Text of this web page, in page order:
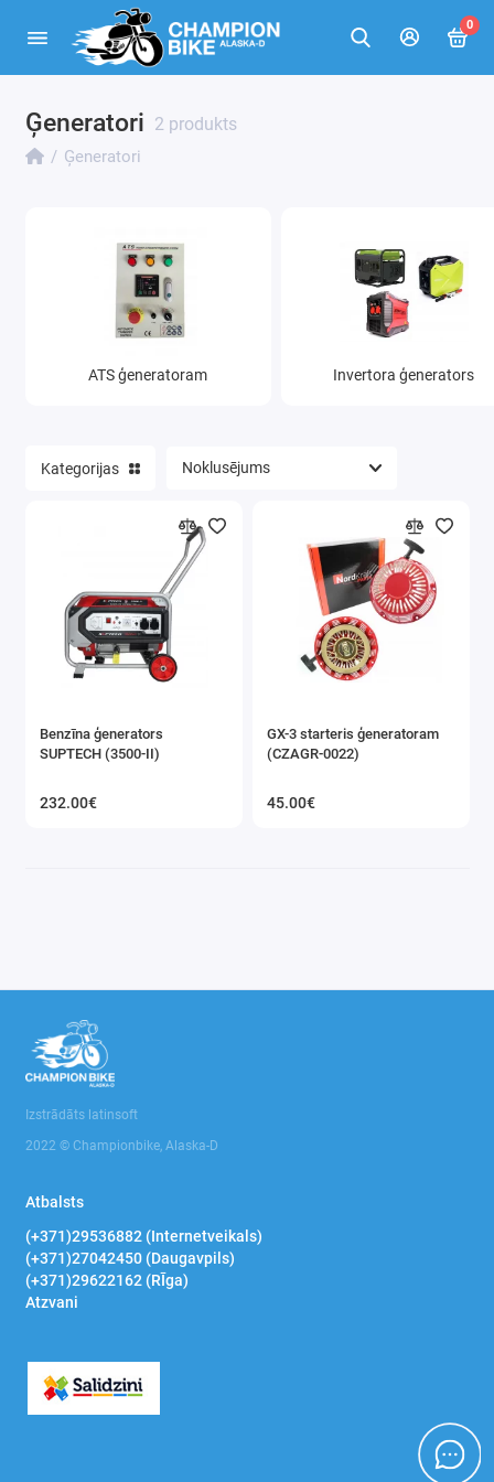
0
Ģeneratori 2 produkts
Ģeneratori
ATS ģeneratoram
Invertora ģenerators
Vienfāzes ģenerātors
ATS ģeneratoram Invertora ģenerators
Kategorijas
Benzīna ģenerators
SUPTECH (3500-II)
232.00€
GX-3 starteris ģeneratoram
(CZAGR-0022)
45.00€
Izstrādāts latinsoft
2022 © Championbike, Alaska-D
Atbalsts
(+371)29536882 (Internetveikals)
(+371)27042450 (Daugavpils)
(+371)29622162 (RĪga)
Atzvani